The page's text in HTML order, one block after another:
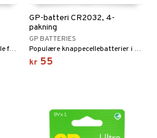
Miljøvennlig alkalisk knappcelle fra GP.
GP-batteri CR2032, 4-
pakning
GP BATTERIES
Populære knappecellebatterier i 4-pakninger.
kr 55